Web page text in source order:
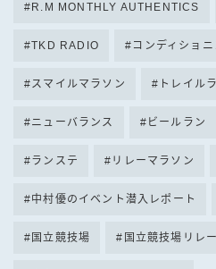
R.M MONTHLY AUTHENTICS
TKD RADIO コンディショニ
スマイルマラソン トレイル
ニューバランス ビールラン
ランステ リレーマラソン
中村優のイベント潜入レポート
国立競技場 国立競技場リレ